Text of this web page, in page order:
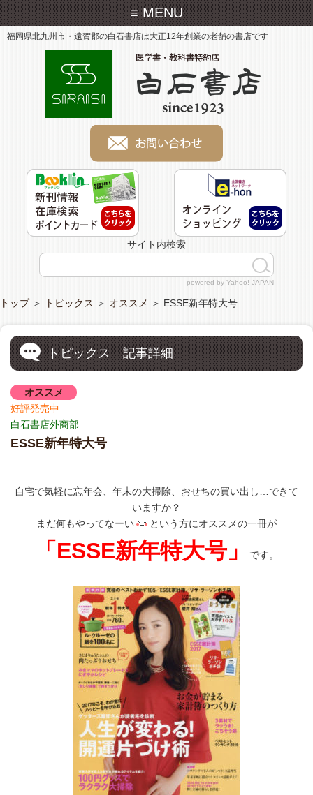
≡ MENU
福岡県北九州市・遠賀郡の白石書店は大正12年創業の老舗の書店です
サイト内検索
powered by Yahoo! JAPAN
トップ＞ トピックス ＞ オススメ ＞ ESSE新年特大号
トピックス 記事詳細
オススメ
好評発売中
白石書店外商部
ESSE新年特大号
自宅で気軽に忘年会、年末の大掃除、おせちの買い出し…できて
いますか？
まだ何もやってなーい
という方にオススメの一冊が
「ESSE新年特大号」 です。